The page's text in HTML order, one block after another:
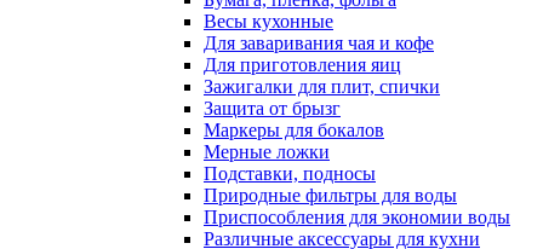
Весы кухонные
Для заваривания чая и кофе
Для приготовления яиц
Зажигалки для плит, спички
Защита от брызг
Маркеры для бокалов
Мерные ложки
Подставки, подносы
Природные фильтры для воды
Приспособления для экономии воды
Различные аксессуары для кухни